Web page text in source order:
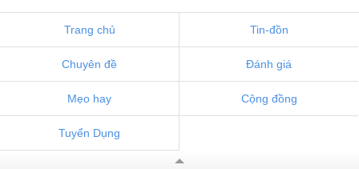
Trang chủ Tin-đồn
Chuyên đề Đánh giá
Mẹo hay Cộng đồng
Tuyển Dụng